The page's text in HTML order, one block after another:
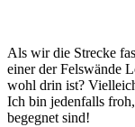
Als wir die Strecke
einer der Felswände
wohl drin ist?
Ich bin jedenfalls
begegnet sind!